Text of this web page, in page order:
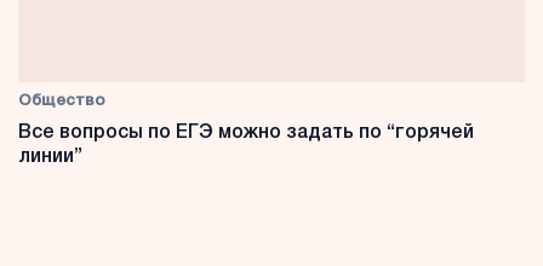
Общество
Все вопросы по ЕГЭ можно задать по “горячей
линии”